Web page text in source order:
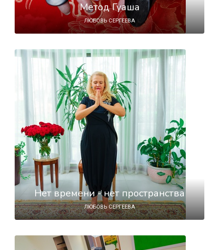
Метод Гуаша
ЛЮБОВЬ СЕРГЕЕВА
Нет времени - нет пространства
ЛЮБОВЬ СЕРГЕЕВА